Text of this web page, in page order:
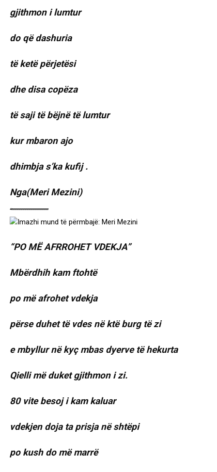
gjithmon i lumtur
do që dashuria
të ketë përjetësi
dhe disa copëza
të saji të bëjnë të lumtur
kur mbaron ajo
dhimbja s’ka kufij .
Nga(Meri Mezini)
“”””””””””””””””””””
“PO MË AFRROHET VDEKJA”
Mbërdhih kam ftohtë
po më afrohet vdekja
përse duhet të vdes në ktë burg të zi
e mbyllur në kyç mbas dyerve të hekurta
Qielli më duket gjithmon i zi.
80 vite besoj i kam kaluar
vdekjen doja ta prisja në shtëpi
po kush do më marrë